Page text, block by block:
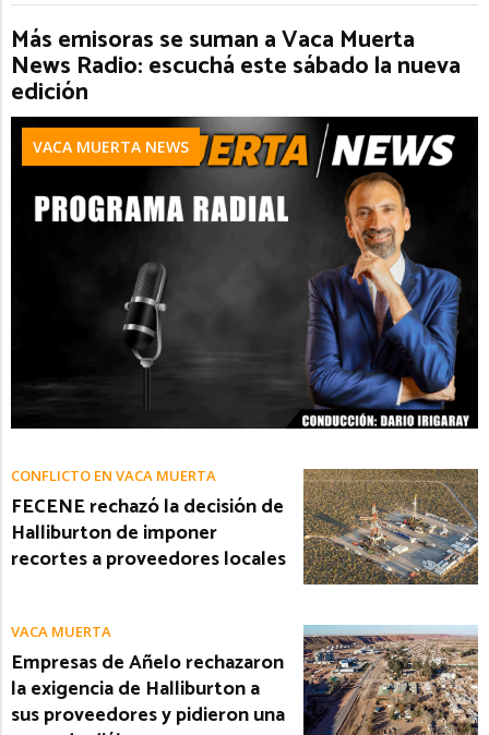
Más emisoras se suman a Vaca Muerta
News Radio: escuchá este sábado la nueva
edición
VACA MUERTA NEWS
CONFLICTO EN VACA MUERTA
FECENE rechazó la decisión de
Halliburton de imponer
recortes a proveedores locales
VACA MUERTA
Empresas de Añelo rechazaron
la exigencia de Halliburton a
sus proveedores y pidieron una